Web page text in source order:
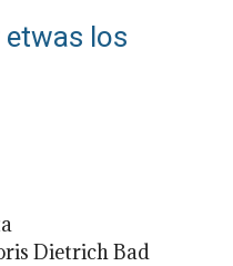
los
Dietrich Bad